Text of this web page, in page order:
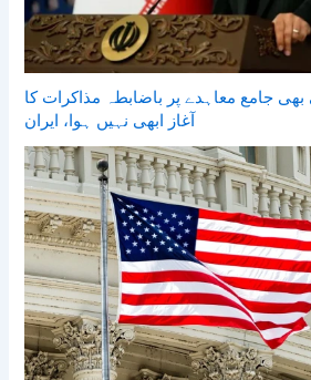
جامع معاہدے پر باضابطہ مذاکرات کا
آغاز ابھی نہیں ہوا، ایران